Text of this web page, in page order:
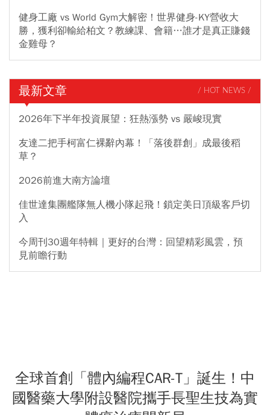
健身工廠 vs World Gym大解密！世界健身-KY營收大
勝，獲利卻輸給柏文？教練課、會籍…誰才是真正賺錢
金雞母？
最新文章 / HOT NEWS /
2026年下半年投資展望：狂熱漲勢 vs 嚴峻現實
友達二把手柯富仁裸辭內幕！「落後群創」成最後稻
草？
2026前進大南方論壇
佳世達集團艦隊無人機小隊起飛！鎖定美日頂級客戶切
入
今周刊30週年特輯｜更好的台灣：回望精彩風雲，預
見前瞻行動
全球首創「體內編程CAR-T」誕生！中
國醫藥大學附設醫院攜手長聖生技為實